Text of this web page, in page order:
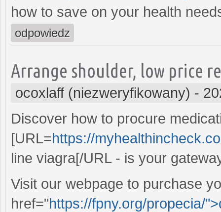
how to save on your health
odpowiedz
Arrange shoulder, low price
ocoxlaff (niezweryfikowany) -
Discover how to procure
[URL=https://
line viagra[/URL - is your
Visit our webpage to purchase
href="https://fpny.org/propecia/